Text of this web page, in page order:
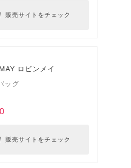
販売サイトをチェック
ロビンメイ
ッグ
販売サイトをチェック